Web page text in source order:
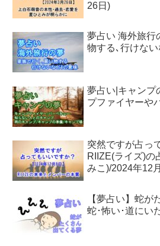
26日)
夢占い 海外旅行
物する､行けな
夢占い|キャンプ
プファイヤーや
突然ですが占っ
RIIZE(ライズ)の
みこ)/2024年12
【夢占い】蛇が
蛇･怖い･道にい